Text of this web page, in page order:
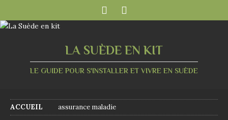
LA SUÈDE EN KIT
LE GUIDE POUR S'INSTALLER ET VIVRE EN SUÈDE
ACCUEIL assurance maladie